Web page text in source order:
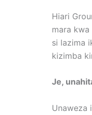
Hiari
mara
si lazima
kizimba
Je,
Unaweza